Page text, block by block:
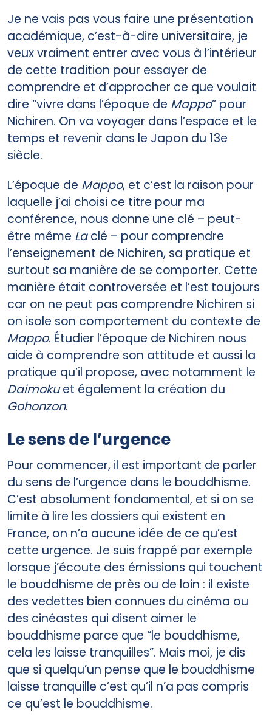
Je ne vais pas vous faire une présentation
académique, c’est-à-dire universitaire, je
veux vraiment entrer avec vous à l’intérieur
de cette tradition pour essayer de
comprendre et d’approcher ce que voulait
dire “vivre dans l’époque de Mappo” pour
Nichiren. On va voyager dans l’espace et le
temps et revenir dans le Japon du 13e
siècle.
L’époque de Mappo, et c’est la raison pour
laquelle j’ai choisi ce titre pour ma
conférence, nous donne une clé – peut-
être même Laclé – pour comprendre
l’enseignement de Nichiren, sa pratique et
surtout sa manière de se comporter. Cette
manière était controversée et l’est toujours
car on ne peut pas comprendre Nichiren si
on isole son comportement du contexte de
Mappo. Étudier l’époque de Nichiren nous
aide à comprendre son attitude et aussi la
pratique qu’il propose, avec notamment le
Daimokuet également la création du
Gohonzon.
Le sens de l’urgence
Pour commencer, il est important de parler
du sens de l’urgence dans le bouddhisme.
C’est absolument fondamental, et si on se
limite à lire les dossiers qui existent en
France, on n’a aucune idée de ce qu’est
cette urgence. Je suis frappé par exemple
lorsque j’écoute des émissions qui touchent
le bouddhisme de près ou de loin : il existe
des vedettes bien connues du cinéma ou
des cinéastes qui disent aimer le
bouddhisme parce que “le bouddhisme,
cela les laisse tranquilles”. Mais moi, je dis
que si quelqu’un pense que le bouddhisme
laisse tranquille c’est qu’il n’a pas compris
ce qu’est le bouddhisme.